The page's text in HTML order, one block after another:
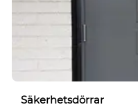
Säkerhetsdörrar